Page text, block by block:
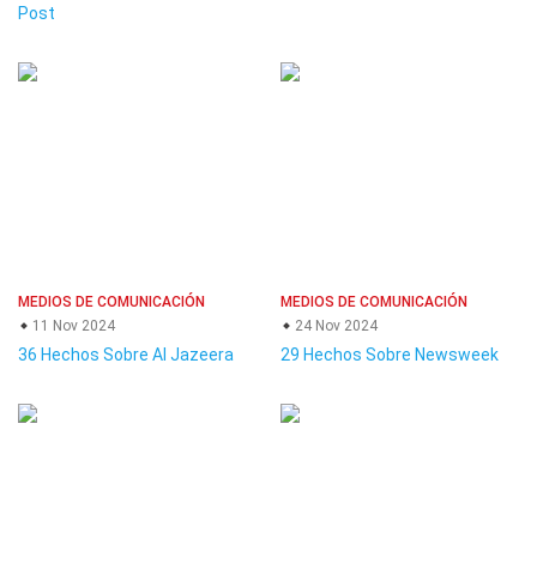
Post
MEDIOS DE COMUNICACIÓN
11 Nov 2024
36 Hechos Sobre Al Jazeera
MEDIOS DE COMUNICACIÓN
24 Nov 2024
29 Hechos Sobre Newsweek